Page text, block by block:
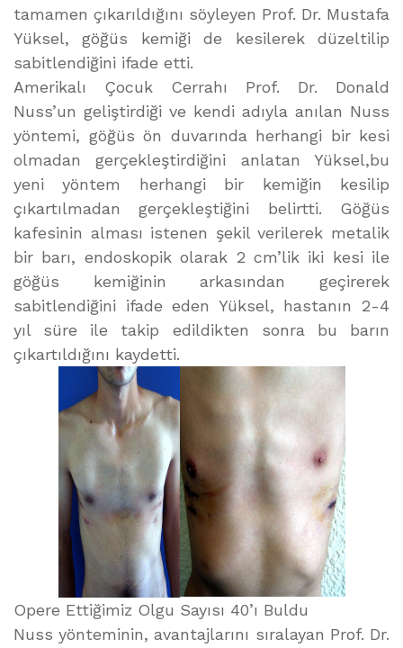
tamamen çıkarıldığını söyleyen Prof. Dr. Mustafa
Yüksel, göğüs kemiği de kesilerek düzeltilip
sabitlendiğini ifade etti.
Amerikalı Çocuk Cerrahı Prof. Dr. Donald
Nuss’un geliştirdiği ve kendi adıyla anılan Nuss
yöntemi, göğüs ön duvarında herhangi bir kesi
olmadan gerçekleştirdiğini anlatan Yüksel,bu
yeni yöntem herhangi bir kemiğin kesilip
çıkartılmadan gerçekleştiğini belirtti. Göğüs
kafesinin alması istenen şekil verilerek metalik
bir barı, endoskopik olarak 2 cm’lik iki kesi ile
göğüs kemiğinin arkasından geçirerek
sabitlendiğini ifade eden Yüksel, hastanın 2-4
yıl süre ile takip edildikten sonra bu barın
çıkartıldığını kaydetti.
Opere Ettiğimiz Olgu Sayısı 40’ı Buldu
Nuss yönteminin, avantajlarını sıralayan Prof. Dr.